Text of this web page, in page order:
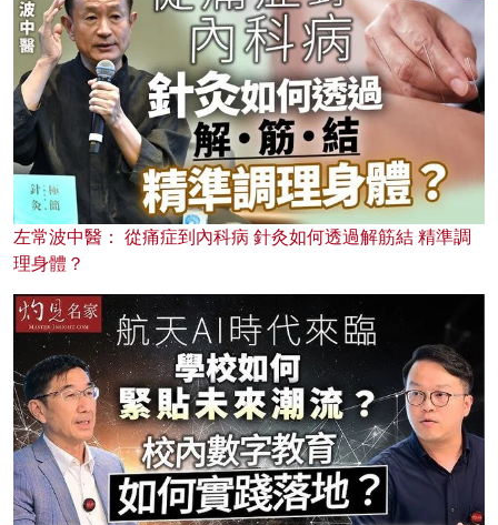
左常波中醫： 從痛症到內科病 針灸如何透過解筋結 精準調
理身體？